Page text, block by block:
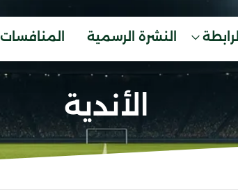
الرابطة النشرة الرسمية المنافسات
الأندية